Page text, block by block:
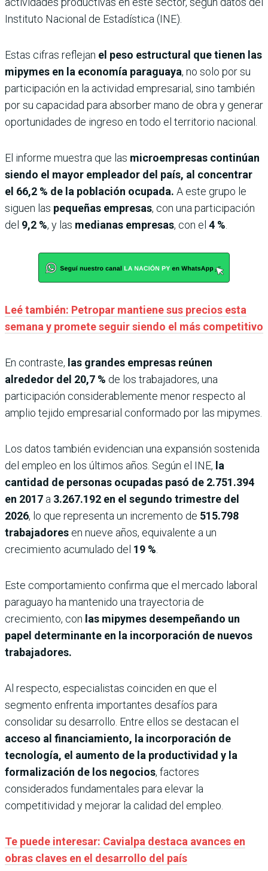
Instituto Nacional de Estadística (INE).
Estas cifras reflejan el peso estructural que tienen las
mipymes en la economía paraguaya, no solo por su
participación en la actividad empresarial, sino también
por su capacidad para absorber mano de obra y generar
oportunidades de ingreso en todo el territorio nacional.
El informe muestra que las microempresas continúan
siendo el mayor empleador del país, al concentrar
el 66,2 % de la población ocupada. A este grupo le
siguen las pequeñas empresas, con una participación
del 9,2 %, y las medianas empresas, con el 4 %
Leé también: Petropar mantiene sus precios esta
semana y promete seguir siendo el más competitivo
En contraste, las grandes empresas reúnen
alrededor del 20,7 % de los trabajadores, una
participación considerablemente menor respecto al
amplio tejido empresarial conformado por las mipymes.
Los datos también evidencian una expansión sostenida
del empleo en los últimos años. Según el INE, la
cantidad de personas ocupadas pasó de 2.751.394
en 2017 a 3.267.192 en el segundo trimestre del
2026, lo que representa un incremento de 515.798
trabajadores en nueve años, equivalente a un
crecimiento acumulado del 19 %
Este comportamiento confirma que el mercado laboral
paraguayo ha mantenido una trayectoria de
crecimiento, con las mipymes desempeñando un
papel determinante en la incorporación de nuevos
trabajadores.
Al respecto, especialistas coinciden en que el
segmento enfrenta importantes desafíos para
consolidar su desarrollo. Entre ellos se destacan el
acceso al financiamiento, la incorporación de
tecnología, el aumento de la productividad y la
formalización de los negocios, factores
considerados fundamentales para elevar la
competitividad y mejorar la calidad del empleo.
Te puede interesar: Cavialpa destaca avances en
obras claves en el desarrollo del país